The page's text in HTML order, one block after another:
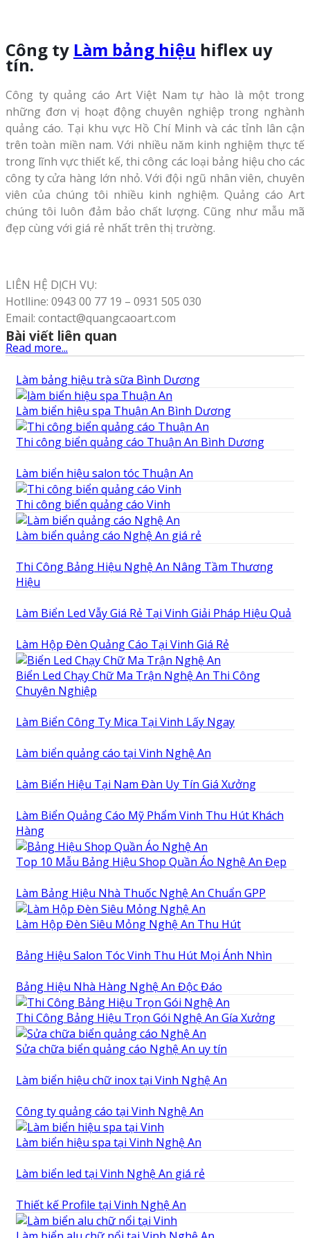
Công ty Làm bảng hiệu hiflex uy
tín.
Công ty quảng cáo Art Việt Nam tự hào là một trong
những đơn vị hoạt động chuyên nghiệp trong nghành
quảng cáo. Tại khu vực Hồ Chí Minh và các tỉnh lân cận
trên toàn miền nam. Với nhiều năm kinh nghiệm thực tế
trong lĩnh vực thiết kế, thi công các loại bảng hiệu cho các
công ty cửa hàng lớn nhỏ. Với đội ngũ nhân viên, chuyên
viên của chúng tôi nhiều kinh nghiệm. Quảng cáo Art
chúng tôi luôn đảm bảo chất lượng. Cũng như mẫu mã
đẹp cùng với giá rẻ nhất trên thị trường.
LIÊN HỆ DỊCH VỤ:
Hotlline: 0943 00 77 19 – 0931 505 030
Email: contact@quangcaoart.com
Read more...
Bài viết liên quan
Làm bảng hiệu trà sữa Bình Dương
Làm biển hiệu spa Thuận An Bình Dương
Thi công biển quảng cáo Thuận An Bình Dương
Làm biển hiệu salon tóc Thuận An
Thi công biển quảng cáo Vinh
Làm biển quảng cáo Nghệ An giá rẻ
Thi Công Bảng Hiệu Nghệ An Nâng Tầm Thương
Hiệu
Làm Biển Led Vẫy Giá Rẻ Tại Vinh Giải Pháp Hiệu Quả
Làm Hộp Đèn Quảng Cáo Tại Vinh Giá Rẻ
Biển Led Chạy Chữ Ma Trận Nghệ An Thi Công
Chuyên Nghiệp
Làm Biển Công Ty Mica Tại Vinh Lấy Ngay
Làm biển quảng cáo tại Vinh Nghệ An
Làm Biển Hiệu Tại Nam Đàn Uy Tín Giá Xưởng
Làm Biển Quảng Cáo Mỹ Phẩm Vinh Thu Hút Khách
Hàng
Top 10 Mẫu Bảng Hiệu Shop Quần Áo Nghệ An Đẹp
Làm Bảng Hiệu Nhà Thuốc Nghệ An Chuẩn GPP
Làm Hộp Đèn Siêu Mỏng Nghệ An Thu Hút
Bảng Hiệu Salon Tóc Vinh Thu Hút Mọi Ánh Nhìn
Bảng Hiệu Nhà Hàng Nghệ An Độc Đáo
Thi Công Bảng Hiệu Trọn Gói Nghệ An Gía Xưởng
Sửa chữa biển quảng cáo Nghệ An uy tín
Làm biển hiệu chữ inox tại Vinh Nghệ An
Công ty quảng cáo tại Vinh Nghệ An
Làm biển hiệu spa tại Vinh Nghệ An
Làm biển led tại Vinh Nghệ An giá rẻ
Thiết kế Profile tại Vinh Nghệ An